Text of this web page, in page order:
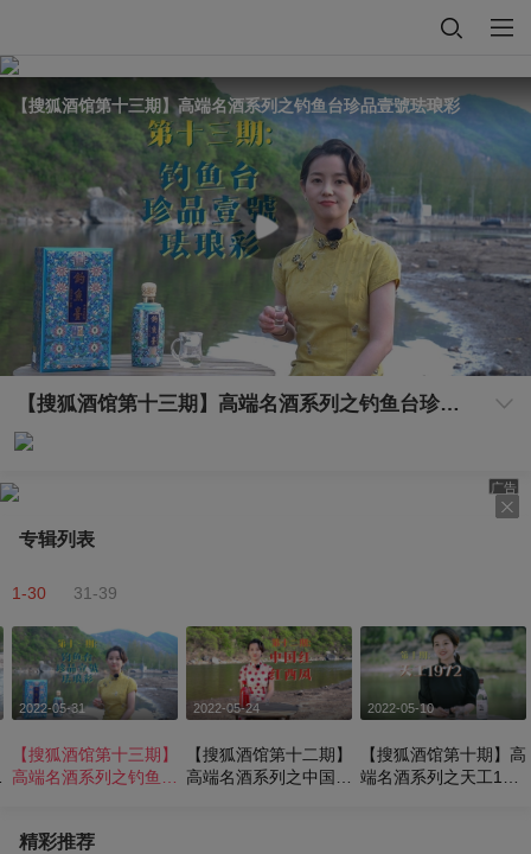
【搜狐酒馆第十三期】高端名酒系列之钓鱼台珍品壹號珐琅彩
【搜狐酒馆第十三期】高端名酒系列之钓鱼台珍品壹號珐琅彩
广告
专辑列表
1-30 31-39
2022-05-31
【搜狐酒馆第十三期】
高端名酒系列之钓鱼台
2022-05-24
【搜狐酒馆第十二期】
高端名酒系列之中国红
2022-05-10
【搜狐酒馆第十期】高
端名酒系列之天工197
精彩推荐